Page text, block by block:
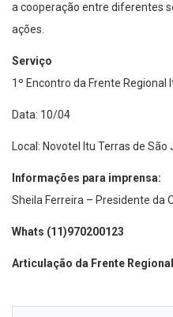
a cooperação entre diferentes
ações.
Serviço
1º Encontro da Frente
Data: 10/04
Local: Novotel Itu Terras de
Informações para imprensa:
Sheila Ferreira – Presidente da
Whats (11)970200123
Articulação da Frente